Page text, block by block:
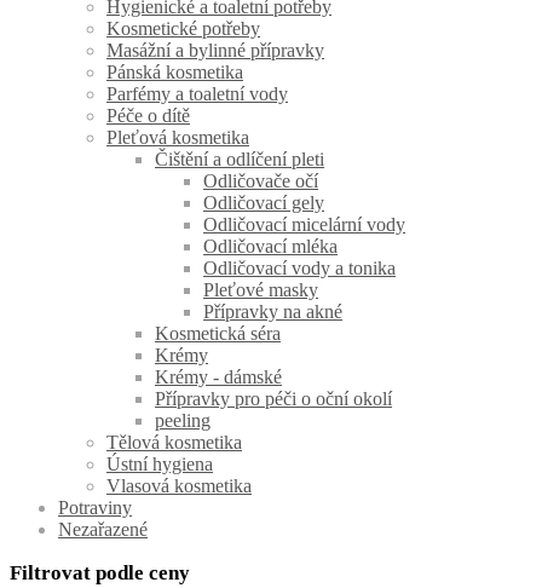
Hygienické a toaletní potřeby
Kosmetické potřeby
Masážní a bylinné přípravky
Pánská kosmetika
Parfémy a toaletní vody
Péče o dítě
Pleťová kosmetika
Čištění a odlíčení pleti
Odličovače očí
Odličovací gely
Odličovací micelární vody
Odličovací mléka
Odličovací vody a tonika
Pleťové masky
Přípravky na akné
Kosmetická séra
Krémy
Krémy - dámské
Přípravky pro péči o oční okolí
peeling
Tělová kosmetika
Ústní hygiena
Vlasová kosmetika
Potraviny
Nezařazené
Filtrovat podle ceny